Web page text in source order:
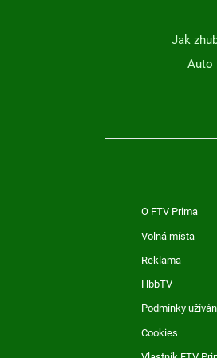
Jak
Auto
O FTV Prima
Volná místa
Reklama
HbbTV
Podmínky
Cookies